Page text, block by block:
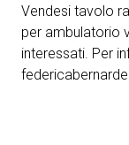
Vendesi tavolo
per ambulatorio
interessati. Per